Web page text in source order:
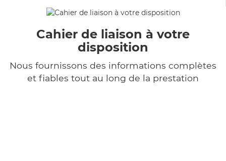
Cahier de liaison à votre
disposition
Nous fournissons des informations complètes
et fiables tout au long de la prestation